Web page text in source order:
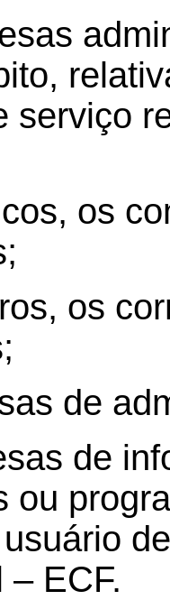
serviço
os
os
de
de
ou
– ECF.